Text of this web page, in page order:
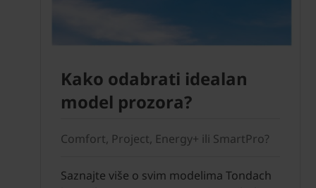
Kako odabrati idealan
model prozora?
Comfort, Project, Energy+ ili SmartPro?
Saznajte više o svim modelima Tondach